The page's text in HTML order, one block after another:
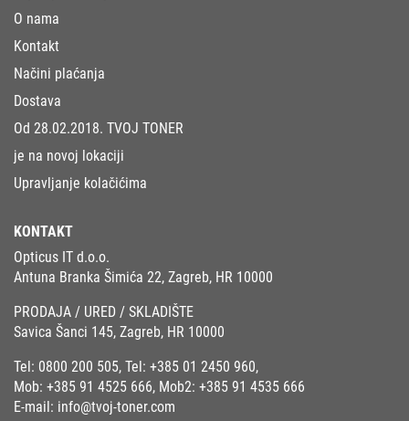
O nama
Kontakt
Načini plaćanja
Dostava
Od 28.02.2018. TVOJ TONER
je na novoj lokaciji
Upravljanje kolačićima
KONTAKT
Opticus IT d.o.o.
Antuna Branka Šimića 22, Zagreb, HR 10000
PRODAJA / URED / SKLADIŠTE
Savica Šanci 145, Zagreb, HR 10000
Tel: 0800 200 505, Tel: +385 01 2450 960,
Mob: +385 91 4525 666, Mob2: +385 91 4535 666
E-mail: info@tvoj-toner.com